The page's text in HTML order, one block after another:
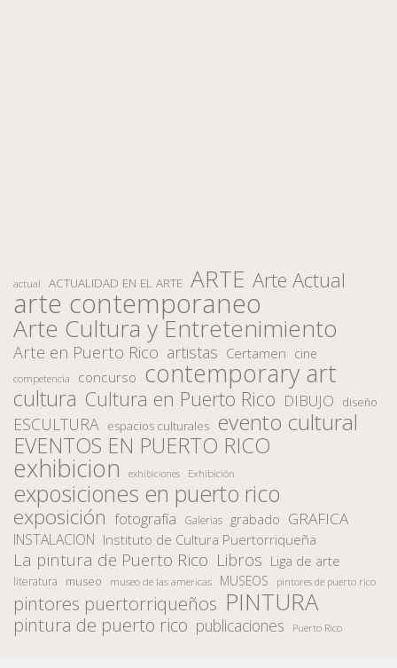
actual ACTUALIDAD EN EL ARTE ARTE Arte Actual
arte contemporaneo
Arte Cultura y Entretenimiento
Arte en Puerto Rico artistas Certamen cine
competencia concurso contemporary art
cultura Cultura en Puerto Rico DIBUJO diseño
ESCULTURA espacios culturales evento cultural
EVENTOS EN PUERTO RICO
exhibicion exhibiciones Exhibición
exposiciones en puerto rico
exposición fotografía Galerias grabado GRAFICA
INSTALACION Instituto de Cultura Puertorriqueña
La pintura de Puerto Rico Libros Liga de arte
literatura museo museo de las americas MUSEOS pintores de puerto rico
pintores puertorriqueños PINTURA
pintura de puerto rico publicaciones Puerto Rico